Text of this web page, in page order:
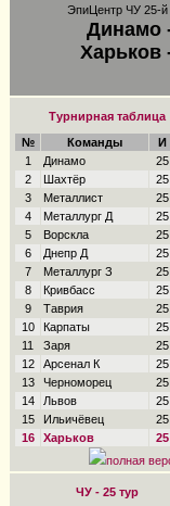
ЭпиЦентр ЧУ 25-й
Динамо
Харьков
Турнирная таблица
№ Команды И
1
Динамо 25
2
Шахтёр 25
3
Металлист 25
4
Металлург Д 25
5
Ворскла 25
6
Днепр Д 25
7
Металлург З 25
8
Кривбасс 25
9
Таврия 25
10
Карпаты 25
11
Заря 25
12
Арсенал К 25
13
Черноморец 25
14
Львов 25
15
Ильичёвец 25
16
Харьков 25
полная
ЧУ - 25 тур